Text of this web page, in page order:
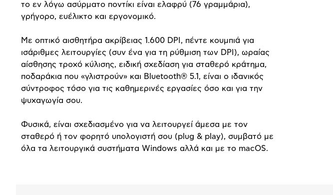
το εν λόγω ασύρματο ποντίκι είναι ελαφρύ (76 γραμμάρια),
γρήγορο, ευέλικτο και εργονομικό.
Με οπτικό αισθητήρα ακρίβειας 1.600 DPI, πέντε κουμπιά για
ισάριθμες λειτουργίες (συν ένα για τη ρύθμιση των DPI), ωραίας
αίσθησης τροχό κύλισης, ειδική σχεδίαση για σταθερό κράτημα,
ποδαράκια που «γλιστρούν» και Bluetooth® 5.1, είναι ο ιδανικός
σύντροφος τόσο για τις καθημερινές εργασίες όσο και για την
ψυχαγωγία σου.
Φυσικά, είναι σχεδιασμένο για να λειτουργεί άμεσα με τον
σταθερό ή τον φορητό υπολογιστή σου (plug & play), συμβατό με
όλα τα λειτουργικά συστήματα Windows αλλά και με το macOS.